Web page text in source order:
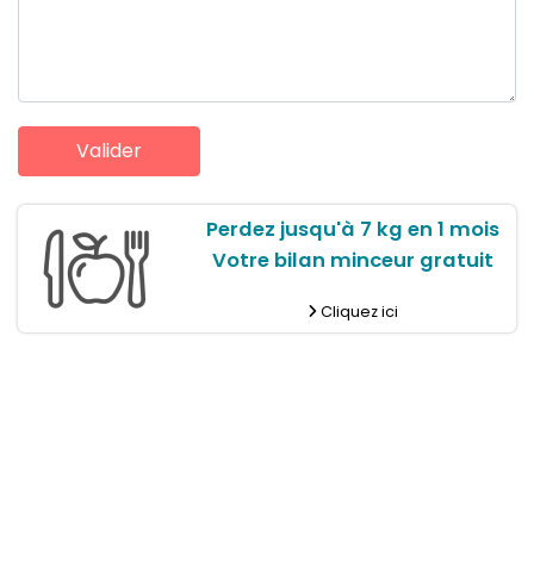
Perdez jusqu'à 7 kg en 1 mois
Votre bilan minceur gratuit
Cliquez ici